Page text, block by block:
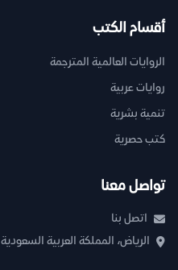
أقسام الكتب
الروايات العالمية المترجمة
روايات عربية
تنمية بشرية
كتب حصرية
تواصل معنا
اتصل بنا
الرياض، المملكة العربية السعودية